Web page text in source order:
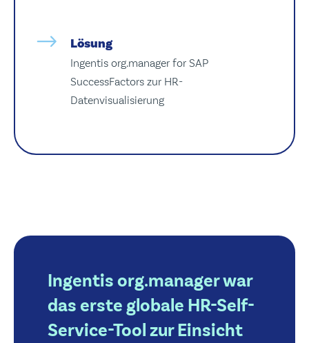
Lösung
Ingentis org.manager for SAP
SuccessFactors zur HR-
Datenvisualisierung
Ingentis org.manager war
das erste globale HR-Self-
Service-Tool zur Einsicht